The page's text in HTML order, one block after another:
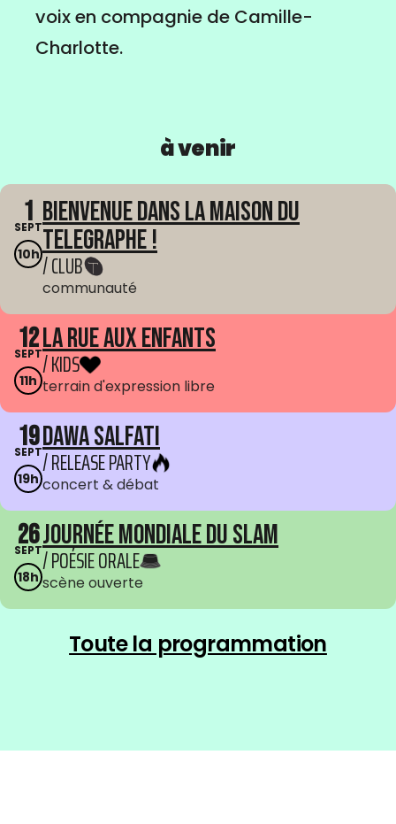
voix en compagnie de Camille-
Charlotte.
à venir
1
SEPT
10h
Bienvenue dans La Maison du
Telegraphe !
/ CLUB
communauté
12
SEPT
11h
La Rue aux enfants
/ KIDS
terrain d'expression libre
19
SEPT
19h
Dawa Salfati
/ RELEASE PARTY
concert & débat
26
SEPT
18h
Journée mondiale du Slam
/ POÉSIE ORALE
scène ouverte
Toute la programmation